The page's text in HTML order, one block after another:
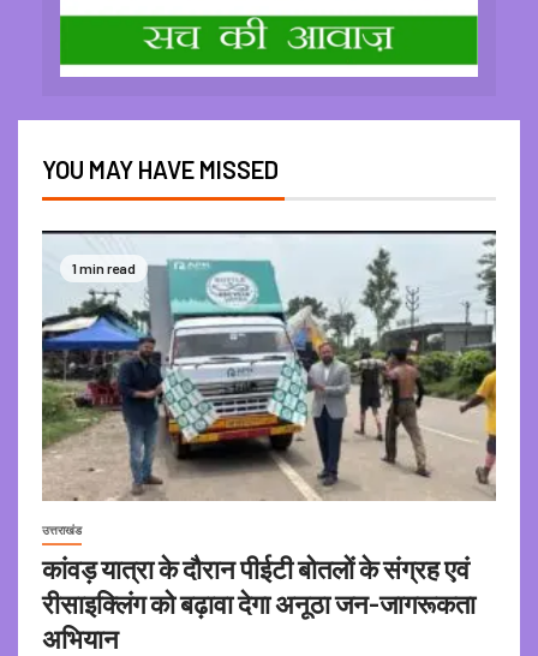
YOU MAY HAVE MISSED
1 min read
उत्तराखंड
कांवड़ यात्रा के दौरान पीईटी बोतलों के संग्रह एवं
रीसाइक्लिंग को बढ़ावा देगा अनूठा जन-जागरूकता
अभियान